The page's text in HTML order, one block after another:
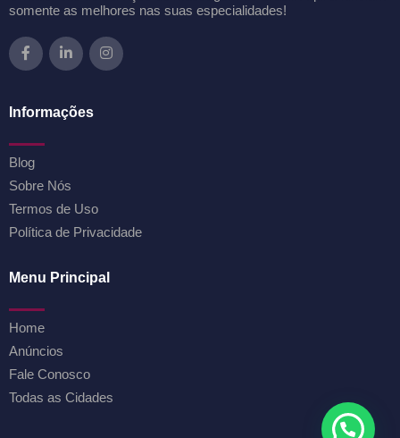
somente as melhores nas suas especialidades!
Informações
Blog
Sobre Nós
Termos de Uso
Política de Privacidade
Menu Principal
Home
Anúncios
Fale Conosco
Todas as Cidades